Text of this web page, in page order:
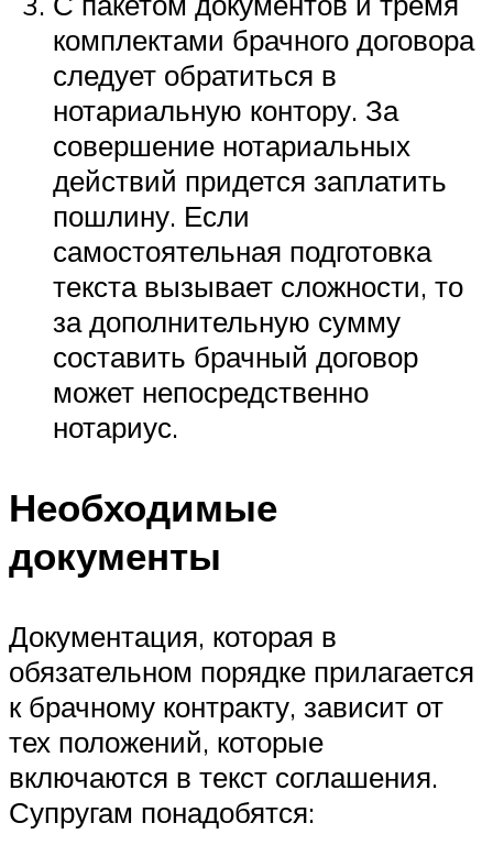
комплектами брачного договора
следует обратиться в
нотариальную контору. За
совершение нотариальных
действий придется заплатить
пошлину. Если
самостоятельная подготовка
текста вызывает сложности, то
за дополнительную сумму
составить брачный договор
может непосредственно
нотариус.
Необходимые
документы
Документация, которая в
обязательном порядке прилагается
к брачному контракту, зависит от
тех положений, которые
включаются в текст соглашения.
Супругам понадобятся: